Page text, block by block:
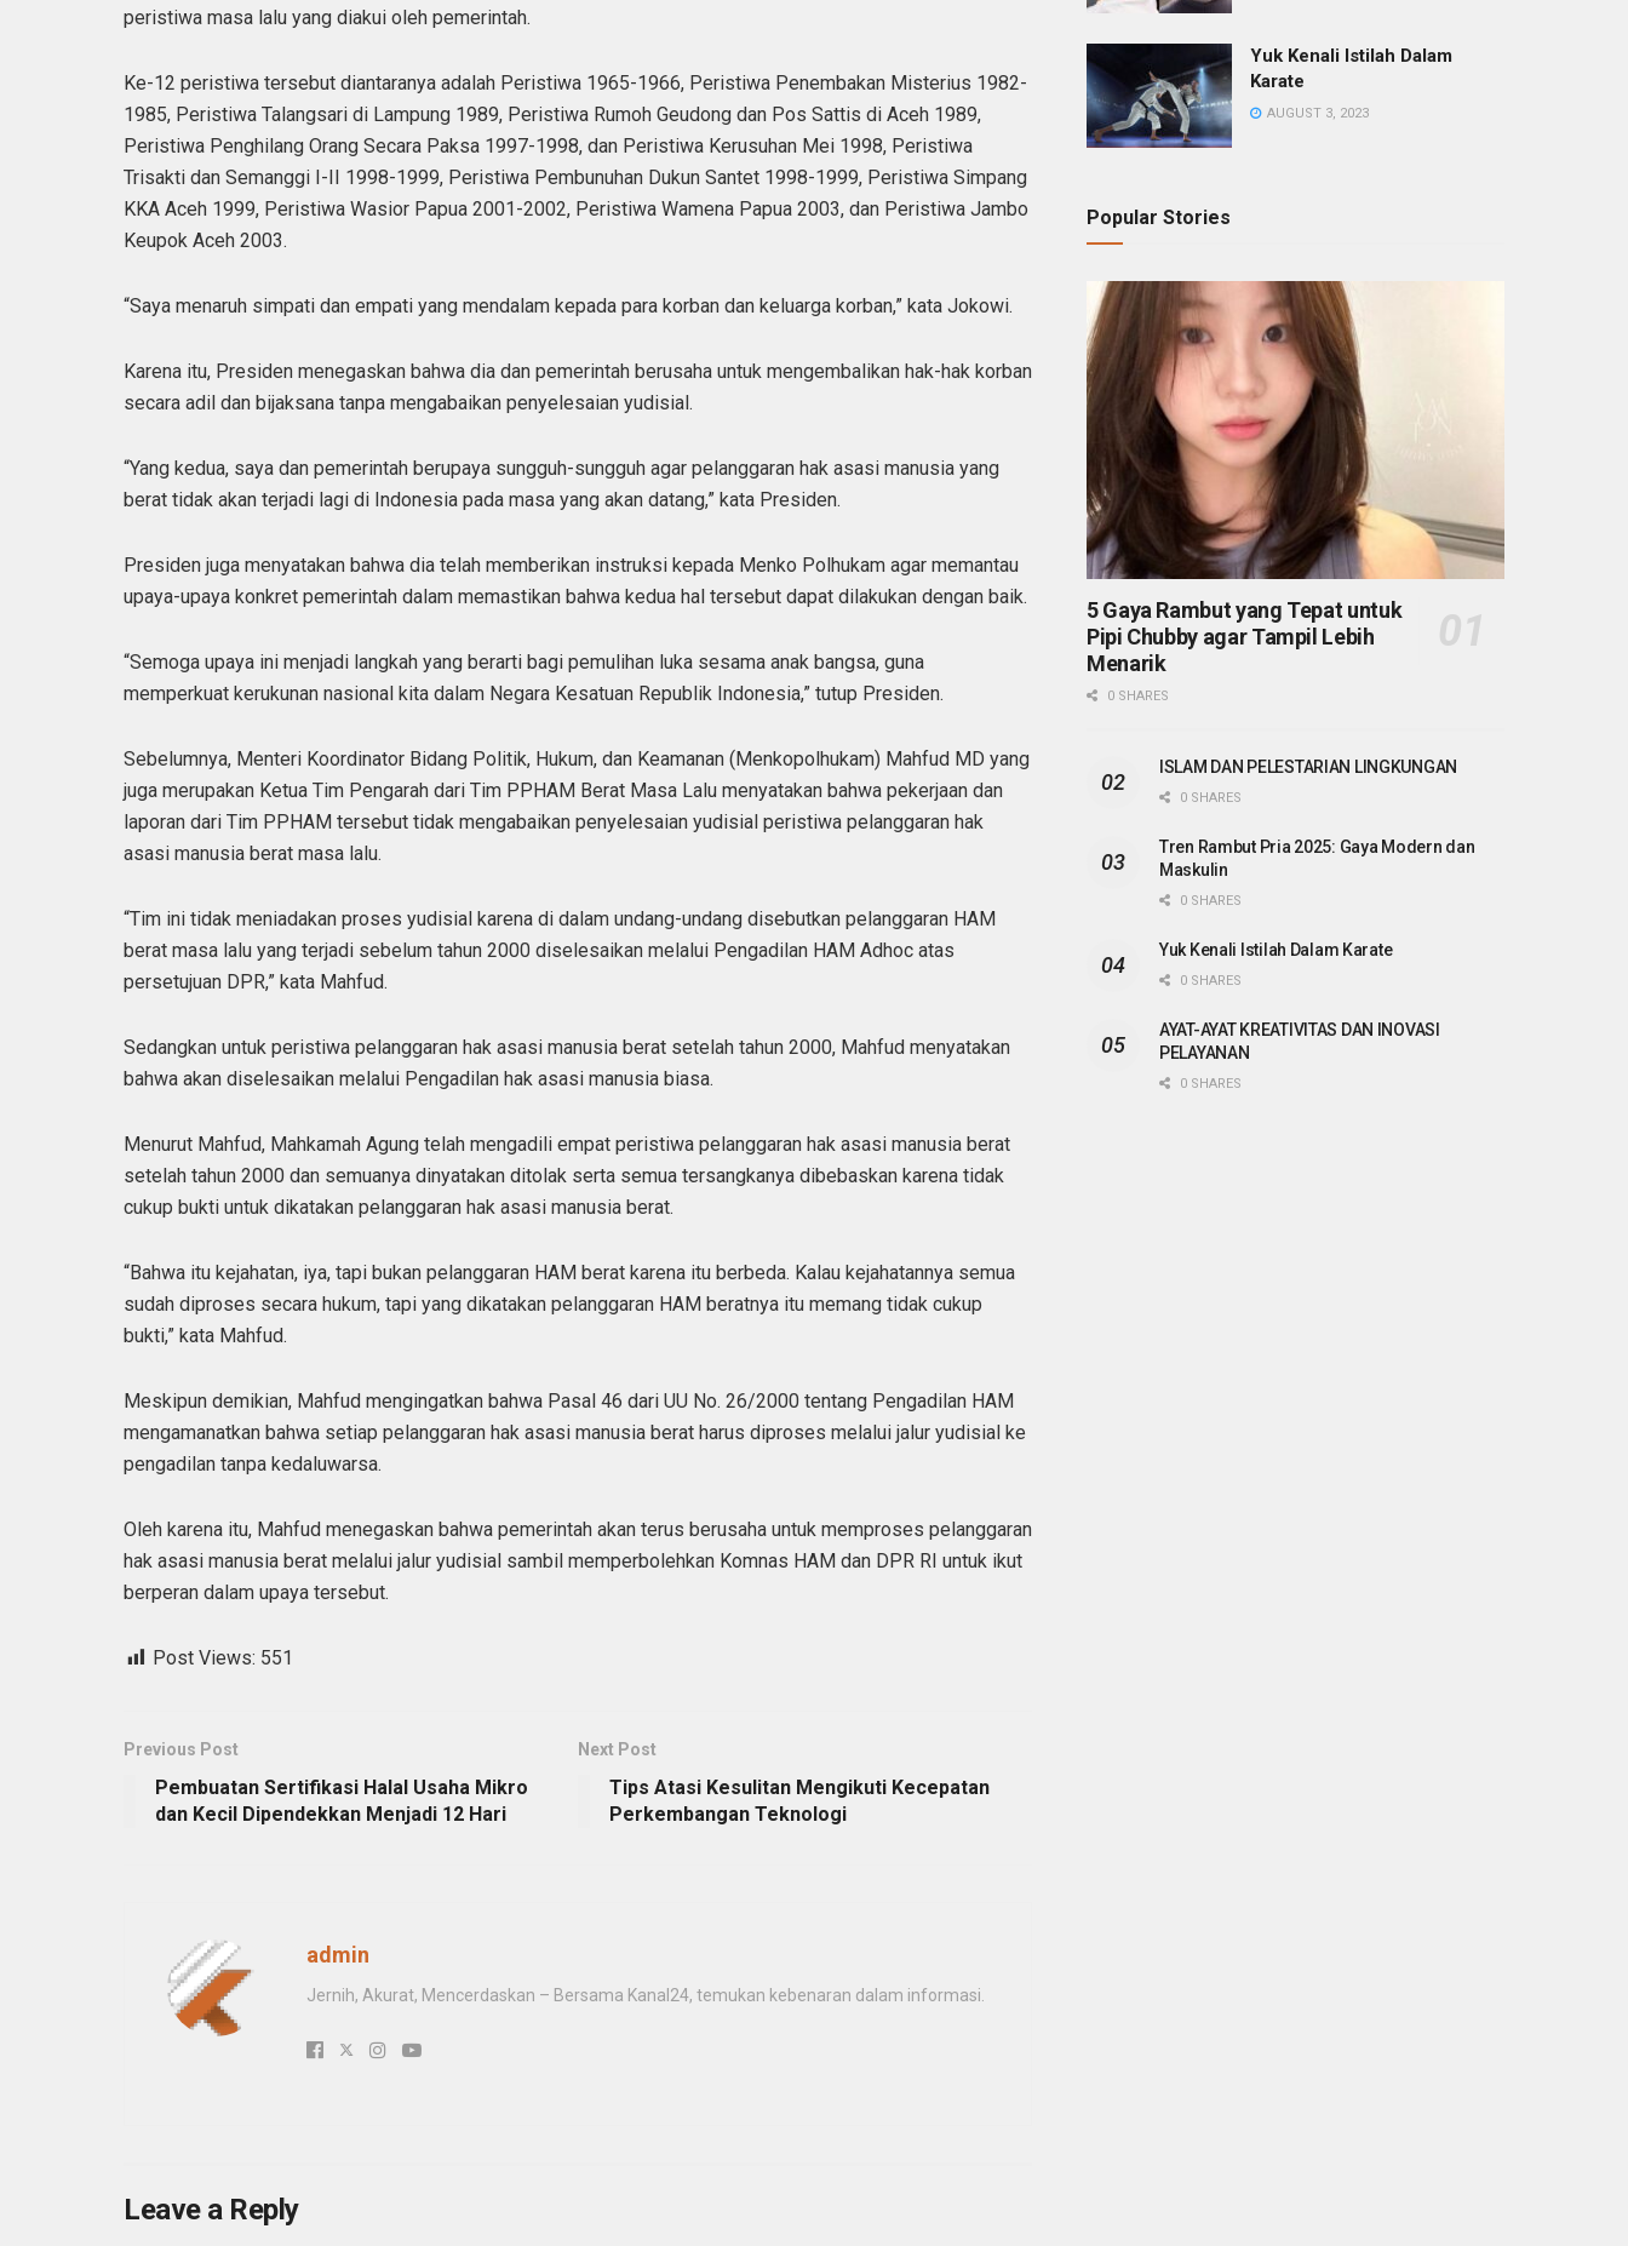
peristiwa masa lalu yang diakui oleh pemerintah.
Ke-12 peristiwa tersebut diantaranya adalah Peristiwa 1965-1966, Peristiwa Penembakan Misterius 1982-
1985, Peristiwa Talangsari di Lampung 1989, Peristiwa Rumoh Geudong dan Pos Sattis di Aceh 1989,
Peristiwa Penghilang Orang Secara Paksa 1997-1998, dan Peristiwa Kerusuhan Mei 1998, Peristiwa
Trisakti dan Semanggi I-II 1998-1999, Peristiwa Pembunuhan Dukun Santet 1998-1999, Peristiwa Simpang
KKA Aceh 1999, Peristiwa Wasior Papua 2001-2002, Peristiwa Wamena Papua 2003, dan Peristiwa Jambo
Keupok Aceh 2003.
“Saya menaruh simpati dan empati yang mendalam kepada para korban dan keluarga korban,” kata Jokowi.
Karena itu, Presiden menegaskan bahwa dia dan pemerintah berusaha untuk mengembalikan hak-hak korban
secara adil dan bijaksana tanpa mengabaikan penyelesaian yudisial.
“Yang kedua, saya dan pemerintah berupaya sungguh-sungguh agar pelanggaran hak asasi manusia yang
berat tidak akan terjadi lagi di Indonesia pada masa yang akan datang,” kata Presiden.
Presiden juga menyatakan bahwa dia telah memberikan instruksi kepada Menko Polhukam agar memantau
upaya-upaya konkret pemerintah dalam memastikan bahwa kedua hal tersebut dapat dilakukan dengan baik.
“Semoga upaya ini menjadi langkah yang berarti bagi pemulihan luka sesama anak bangsa, guna
memperkuat kerukunan nasional kita dalam Negara Kesatuan Republik Indonesia,” tutup Presiden.
Sebelumnya, Menteri Koordinator Bidang Politik, Hukum, dan Keamanan (Menkopolhukam) Mahfud MD yang
juga merupakan Ketua Tim Pengarah dari Tim PPHAM Berat Masa Lalu menyatakan bahwa pekerjaan dan
laporan dari Tim PPHAM tersebut tidak mengabaikan penyelesaian yudisial peristiwa pelanggaran hak
asasi manusia berat masa lalu.
“Tim ini tidak meniadakan proses yudisial karena di dalam undang-undang disebutkan pelanggaran HAM
berat masa lalu yang terjadi sebelum tahun 2000 diselesaikan melalui Pengadilan HAM Adhoc atas
persetujuan DPR,” kata Mahfud.
Sedangkan untuk peristiwa pelanggaran hak asasi manusia berat setelah tahun 2000, Mahfud menyatakan
bahwa akan diselesaikan melalui Pengadilan hak asasi manusia biasa.
Menurut Mahfud, Mahkamah Agung telah mengadili empat peristiwa pelanggaran hak asasi manusia berat
setelah tahun 2000 dan semuanya dinyatakan ditolak serta semua tersangkanya dibebaskan karena tidak
cukup bukti untuk dikatakan pelanggaran hak asasi manusia berat.
“Bahwa itu kejahatan, iya, tapi bukan pelanggaran HAM berat karena itu berbeda. Kalau kejahatannya semua
sudah diproses secara hukum, tapi yang dikatakan pelanggaran HAM beratnya itu memang tidak cukup
bukti,” kata Mahfud.
Meskipun demikian, Mahfud mengingatkan bahwa Pasal 46 dari UU No. 26/2000 tentang Pengadilan HAM
mengamanatkan bahwa setiap pelanggaran hak asasi manusia berat harus diproses melalui jalur yudisial ke
pengadilan tanpa kedaluwarsa.
Oleh karena itu, Mahfud menegaskan bahwa pemerintah akan terus berusaha untuk memproses pelanggaran
hak asasi manusia berat melalui jalur yudisial sambil memperbolehkan Komnas HAM dan DPR RI untuk ikut
berperan dalam upaya tersebut.
Post Views: 551
Previous Post
Pembuatan Sertifikasi Halal Usaha Mikro
dan Kecil Dipendekkan Menjadi 12 Hari
Next Post
Tips Atasi Kesulitan Mengikuti Kecepatan
Perkembangan Teknologi
admin
Jernih, Akurat, Mencerdaskan – Bersama Kanal24, temukan kebenaran dalam informasi.
Leave a Reply
Yuk Kenali Istilah Dalam
Karate
AUGUST 3, 2023
Popular Stories
5 Gaya Rambut yang Tepat untuk
Pipi Chubby agar Tampil Lebih
Menarik
0 SHARES
ISLAM DAN PELESTARIAN LINGKUNGAN
0 SHARES
Tren Rambut Pria 2025: Gaya Modern dan
Maskulin
0 SHARES
Yuk Kenali Istilah Dalam Karate
0 SHARES
AYAT-AYAT KREATIVITAS DAN INOVASI
PELAYANAN
0 SHARES